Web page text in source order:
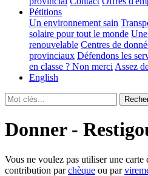
Pétitions
Un environnement sain
solaire pour tout le monde
renouvelable Centres de
provinciaux Défendons les
en classe ? Non merci Assez
English
Donner -
Vous ne voulez pas utiliser une carte
contribution parchèque ou par